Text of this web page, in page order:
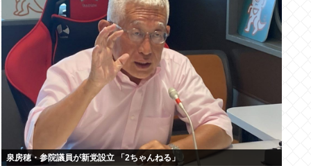
泉房穂・参院議員が新党設立 「2ちゃんねる」